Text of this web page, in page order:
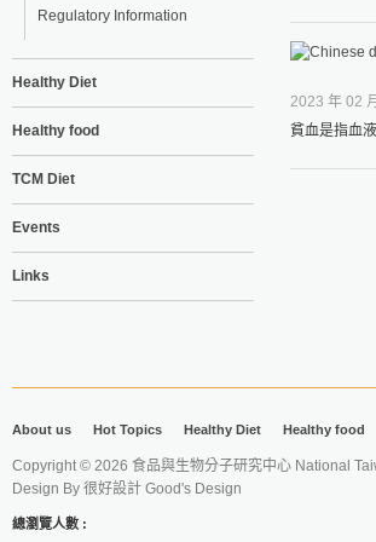
Regulatory Information
Healthy Diet
Healthy food
TCM Diet
Events
Links
2023 年 02
貧血是指血
About us Hot Topics Healthy Diet Healthy food
Copyright © 2026 食品與生物分子研究中心 National
Design By 很好設計 Good's Design
總瀏覽人數 :